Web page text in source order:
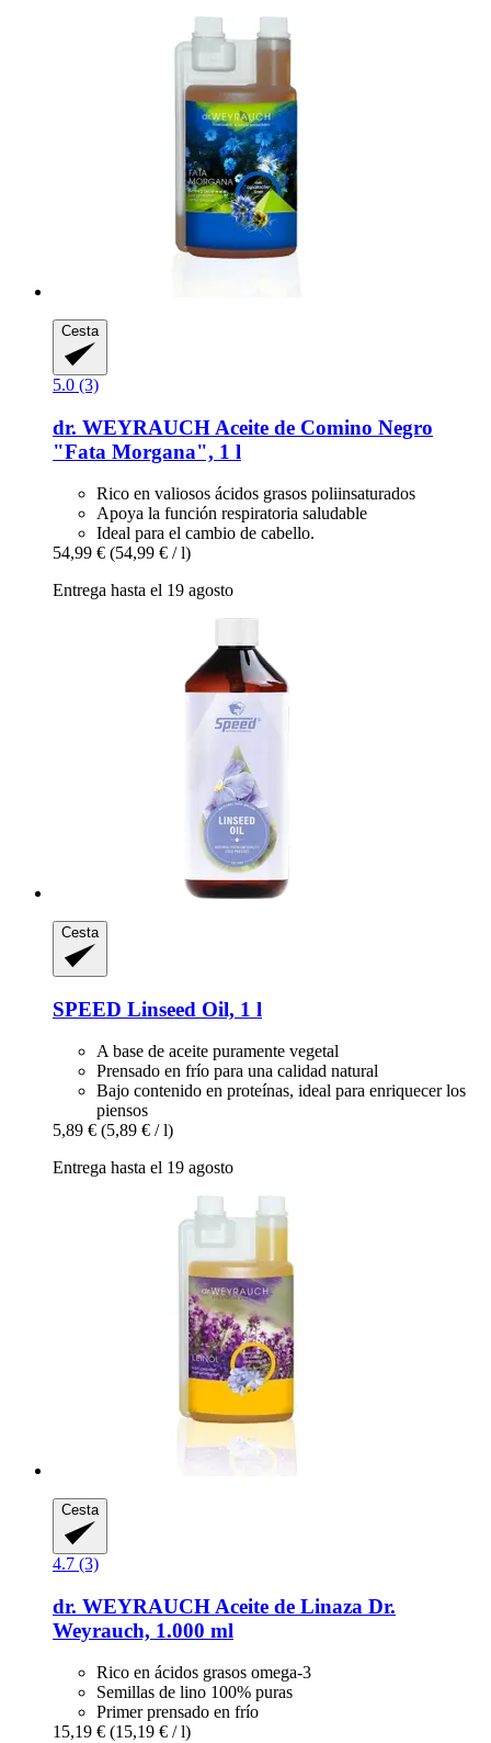
Cesta
5.0 (3)
dr. WEYRAUCH Aceite de Comino Negro
"Fata Morgana", 1 l
Rico en valiosos ácidos grasos poliinsaturados
Apoya la función respiratoria saludable
Ideal para el cambio de cabello.
54,99 € (54,99 € / l)
Entrega hasta el 19 agosto
Cesta
SPEED Linseed Oil, 1 l
A base de aceite puramente vegetal
Prensado en frío para una calidad natural
Bajo contenido en proteínas, ideal para enriquecer los
piensos
5,89 € (5,89 € / l)
Entrega hasta el 19 agosto
Cesta
4.7 (3)
dr. WEYRAUCH Aceite de Linaza Dr.
Weyrauch, 1.000 ml
Rico en ácidos grasos omega-3
Semillas de lino 100% puras
Primer prensado en frío
15,19 € (15,19 € / l)